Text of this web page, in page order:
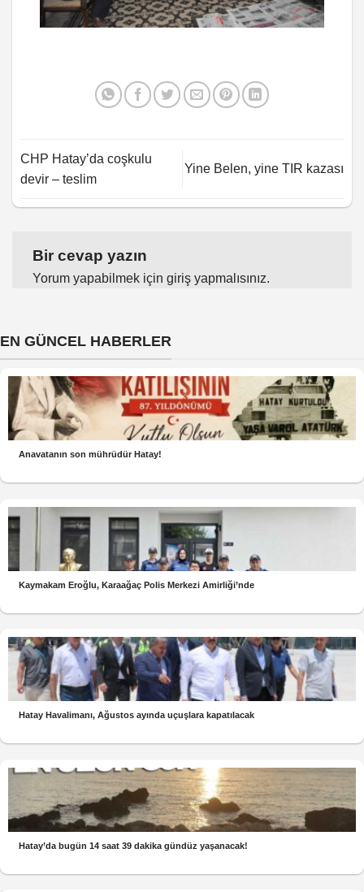
CHP Hatay’da coşkulu
devir – teslim
Yine Belen, yine TIR kazası
Bir cevap yazın
Yorum yapabilmek için giriş yapmalısınız.
EN GÜNCEL HABERLER
Anavatanın son mührüdür Hatay!
Kaymakam Eroğlu, Karaağaç Polis Merkezi Amirliği’nde
Hatay Havalimanı, Ağustos ayında uçuşlara kapatılacak
Hatay’da bugün 14 saat 39 dakika gündüz yaşanacak!